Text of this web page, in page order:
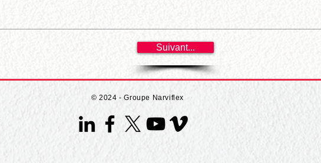
Suivant...
© 2024 - Groupe Narviflex